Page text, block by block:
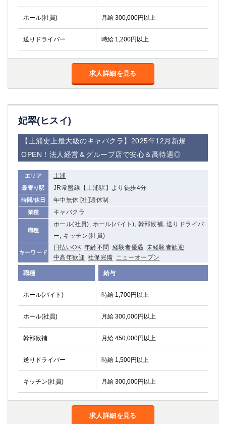
ホール(社員) 月給 300,000円以上
送りドライバー 時給 1,200円以上
求人詳細を見る
妃翠(ヒスイ)
【土浦史上最大級のキャバクラ】2025年12月新規
OPEN！法人経営＆グループ店で安心＆高待遇◎
エリア 土浦
最寄り駅 JR常盤線【土浦駅】より徒歩4分
時間/休日 年中無休 [社]週休制
業種 キャバクラ
職種
ホール(社員), ホール(バイト), 幹部候補, 送りドライバ
ー, キッチン(社員)
キーワード
日払いOK 年齢不問 経験者優遇 未経験者歓迎
中高年歓迎 社保完備 ニューオープン
職種 給与
ホール(バイト) 時給 1,700円以上
ホール(社員) 月給 300,000円以上
幹部候補 月給 450,000円以上
送りドライバー 時給 1,500円以上
キッチン(社員) 月給 300,000円以上
求人詳細を見る
①歌舞伎町 ②新宿 ③西部新宿 ③東新宿
①歌舞伎町 ②新宿
①銀座 ②新橋
錦糸町(南口)
①東武練馬 ②成増・板橋 ③大山 ②池袋
池袋東口
金町
大井町
下赤塚
三鷹
荻窪
浅草
新小岩
祖師ヶ谷大蔵
小岩
湯島
久米川
市川
西麻布
五井
神奈川県
関内
川崎
溝の口
新横浜
藤沢
平塚
武蔵小杉
橋本
小田原
横浜・桜木町
関内・馬車道・日ノ出町
戸塚
たまプラーザ
大船
相模原
厚木
横須賀
大宮
南越谷
川越
南浦和